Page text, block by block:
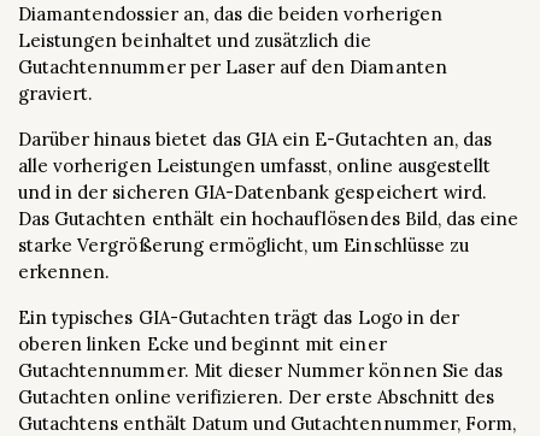
Diamantendossier an, das die beiden vorherigen
Leistungen beinhaltet und zusätzlich die
Gutachtennummer per Laser auf den Diamanten
graviert.
Darüber hinaus bietet das GIA ein E-Gutachten an, das
alle vorherigen Leistungen umfasst, online ausgestellt
und in der sicheren GIA-Datenbank gespeichert wird.
Das Gutachten enthält ein hochauflösendes Bild, das eine
starke Vergrößerung ermöglicht, um Einschlüsse zu
erkennen.
Ein typisches GIA-Gutachten trägt das Logo in der
oberen linken Ecke und beginnt mit einer
Gutachtennummer. Mit dieser Nummer können Sie das
Gutachten online verifizieren. Der erste Abschnitt des
Gutachtens enthält Datum und Gutachtennummer, Form,